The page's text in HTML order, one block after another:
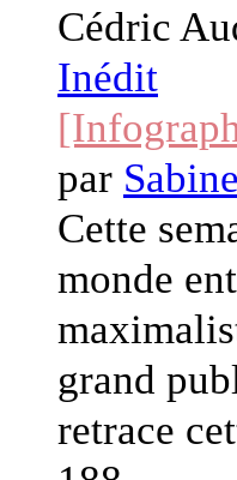
Cédric
Inédit
par
Cette
monde
grand
retrace